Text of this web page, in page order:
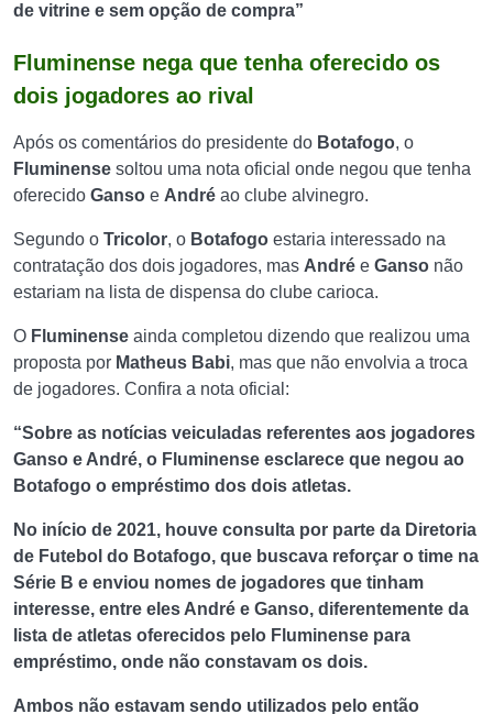
de vitrine e sem opção de compra”
Fluminense nega que tenha oferecido os
dois jogadores ao rival
Após os comentários do presidente do Botafogo, o
Fluminense soltou uma nota oficial onde negou que tenha
oferecido Ganso e André ao clube alvinegro.
Segundo o Tricolor, o Botafogo estaria interessado na
contratação dos dois jogadores, mas André e Ganso não
estariam na lista de dispensa do clube carioca.
O Fluminense ainda completou dizendo que realizou uma
proposta por Matheus Babi, mas que não envolvia a troca
de jogadores. Confira a nota oficial:
“Sobre as notícias veiculadas referentes aos jogadores
Ganso e André, o Fluminense esclarece que negou ao
Botafogo o empréstimo dos dois atletas.
No início de 2021, houve consulta por parte da Diretoria
de Futebol do Botafogo, que buscava reforçar o time na
Série B e enviou nomes de jogadores que tinham
interesse, entre eles André e Ganso, diferentemente da
lista de atletas oferecidos pelo Fluminense para
empréstimo, onde não constavam os dois.
Ambos não estavam sendo utilizados pelo então